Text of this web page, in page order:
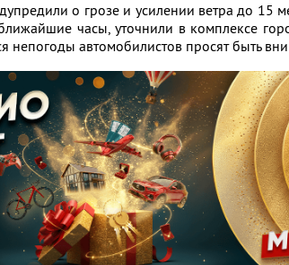
о грозе и усилении ветра до 15
часы, уточнили в комплексе
автомобилистов просят быть